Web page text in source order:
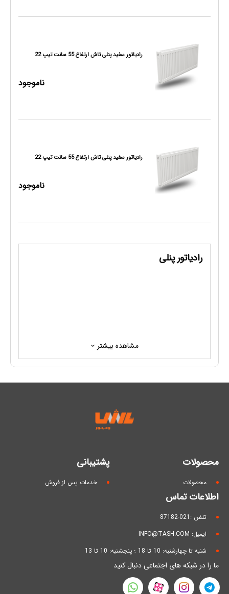
رادیاتور سفید پنلی تاش ارتفاع 55 سانت تیپ 22
ناموجود
رادیاتور سفید پنلی تاش ارتفاع 55 سانت تیپ 22
ناموجود
رادیاتور پنلی
مشاهده بیشتر
محصولات
محصولات
پشتیبانی
خدمات پس از فروش
اطلاعات تماس
تلفن :021-87182
ایمیل: INFO@TASH.COM
شنبه تا چهارشنبه: 10 تا 18 ؛ پنجشنبه: 10 تا 13
ما را در شبکه های اجتماعی دنبال کنید